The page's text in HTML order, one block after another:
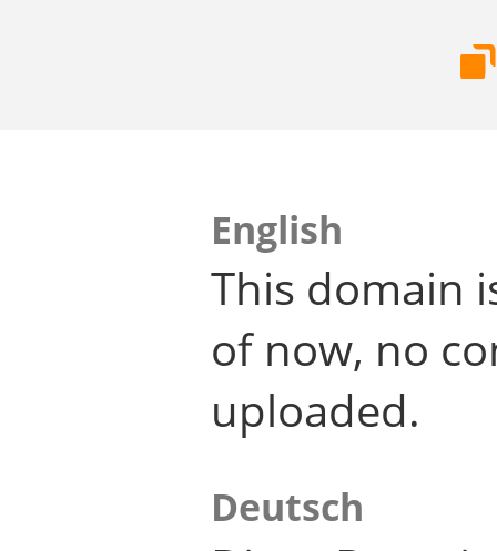
English
This domain
of now, no
uploaded.
Deutsch